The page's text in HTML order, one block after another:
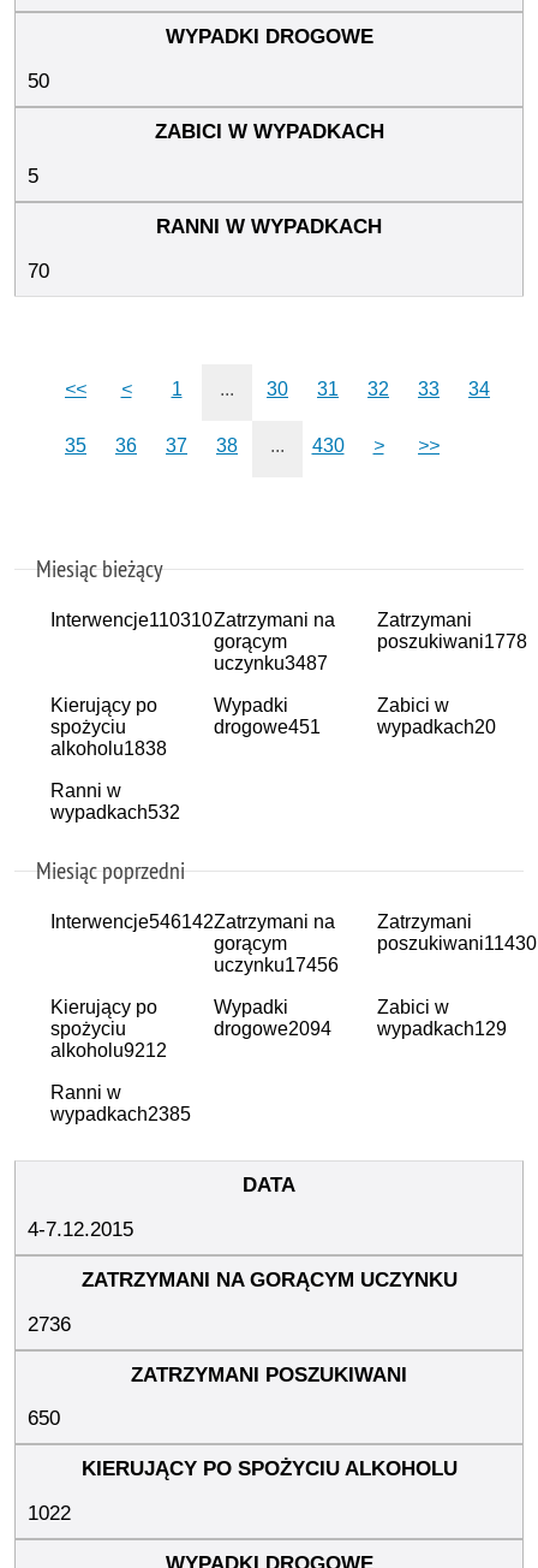
50
5
70
<< < 1 ... 30 31 32 33 34
35 36 37 38 ... 430 > >>
Miesiąc bieżący
Interwencje110310Zatrzymani na
gorącym
uczynku3487
Zatrzymani
poszukiwani1778
Kierujący po
spożyciu
alkoholu1838
Wypadki
drogowe451
Zabici w
wypadkach20
Ranni w
wypadkach532
Miesiąc poprzedni
Interwencje546142Zatrzymani na
gorącym
uczynku17456
Zatrzymani
poszukiwani11430
Kierujący po
spożyciu
alkoholu9212
Wypadki
drogowe2094
Zabici w
wypadkach129
Ranni w
wypadkach2385
4-7.12.2015
2736
650
1022